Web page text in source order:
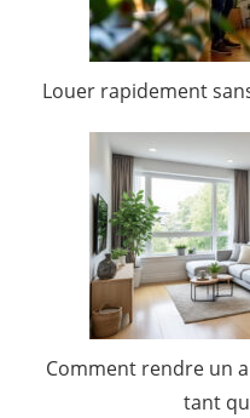
Louer rapidement
Comment rendre un
tant